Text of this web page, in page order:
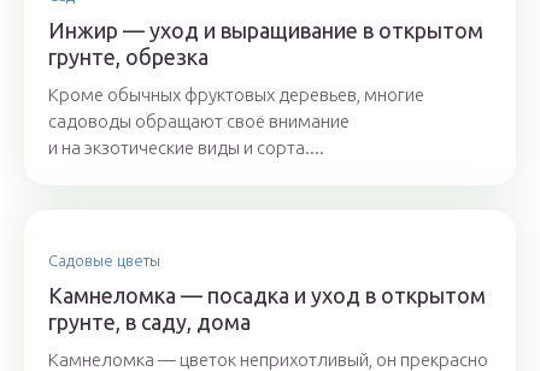
Инжир — уход и выращивание в открытом
грунте, обрезка
Кроме обычных фруктовых деревьев, многие
садоводы обращают своё внимание
и на экзотические виды и сорта....
Садовые цветы
Камнеломка — посадка и уход в открытом
грунте, в саду, дома
Камнеломка — цветок неприхотливый, он прекрасно